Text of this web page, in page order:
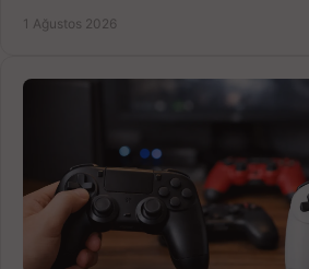
1 Ağustos 2026